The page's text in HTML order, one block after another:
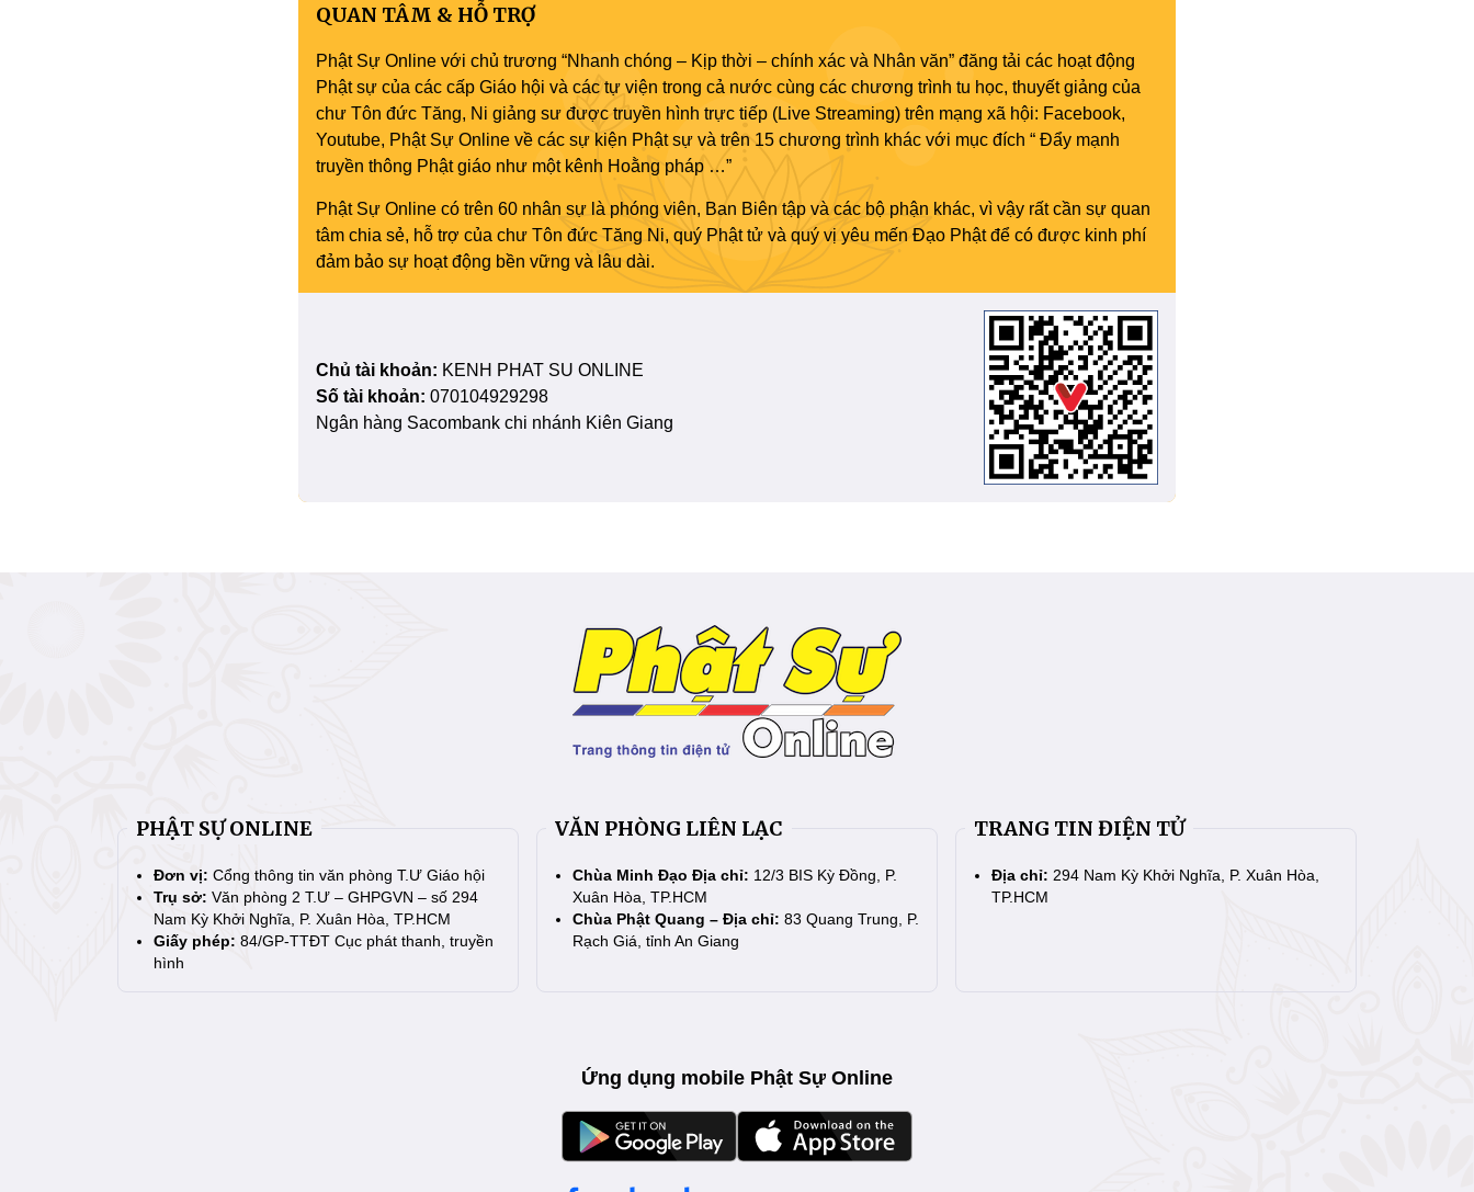
QUAN TÂM & HỖ TRỢ
Phật Sự Online với chủ trương “Nhanh chóng – Kịp thời – chính xác và Nhân văn” đăng tải các hoạt động
Phật sự của các cấp Giáo hội và các tự viện trong cả nước cùng các chương trình tu học, thuyết giảng của
chư Tôn đức Tăng, Ni giảng sư được truyền hình trực tiếp (Live Streaming) trên mạng xã hội: Facebook,
Youtube, Phật Sự Online về các sự kiện Phật sự và trên 15 chương trình khác với mục đích “ Đẩy mạnh
truyền thông Phật giáo như một kênh Hoằng pháp …”
Phật Sự Online có trên 60 nhân sự là phóng viên, Ban Biên tập và các bộ phận khác, vì vậy rất cần sự quan
tâm chia sẻ, hỗ trợ của chư Tôn đức Tăng Ni, quý Phật tử và quý vị yêu mến Đạo Phật để có được kinh phí
đảm bảo sự hoạt động bền vững và lâu dài.
Chủ tài khoản: KENH PHAT SU ONLINE
Số tài khoản: 070104929298
Ngân hàng Sacombank chi nhánh Kiên Giang
PHẬT SỰ ONLINE
Đơn vị: Cổng thông tin văn phòng T.Ư Giáo hội
Trụ sở: Văn phòng 2 T.Ư – GHPGVN – số 294
Nam Kỳ Khởi Nghĩa, P. Xuân Hòa, TP.HCM
Giấy phép: 84/GP-TTĐT Cục phát thanh, truyền
hình
VĂN PHÒNG LIÊN LẠC
Chùa Minh Đạo Địa chỉ: 12/3 BIS Kỳ Đồng, P.
Xuân Hòa, TP.HCM
Chùa Phật Quang – Địa chỉ: 83 Quang Trung, P.
Rạch Giá, tỉnh An Giang
TRANG TIN ĐIỆN TỬ
Địa chỉ: 294 Nam Kỳ Khởi Nghĩa, P. Xuân Hòa,
TP.HCM
Ứng dụng mobile Phật Sự Online